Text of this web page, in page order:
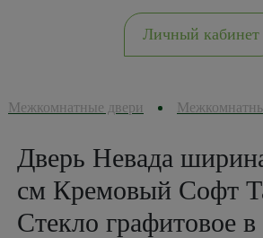
Личный кабинет
Межкомнатные двери
Дверь Невада
см Кремовый Софт
Стекло графитовое в